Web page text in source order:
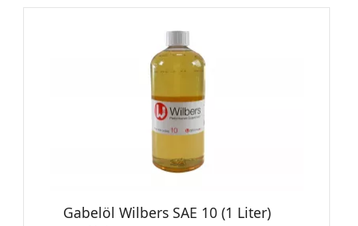
Gabelöl Wilbers SAE 10 (1 Liter)